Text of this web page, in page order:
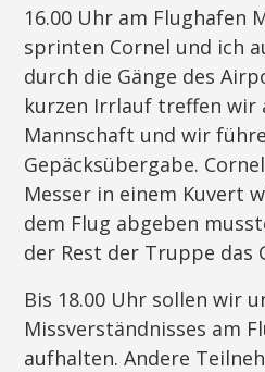
16.00 Uhr am Flughafen
sprinten Cornel und ich
durch die Gänge des
kurzen Irrlauf treffen wir
Mannschaft und wir
Gepäcksübergabe.
Messer in einem Kuvert
dem Flug abgeben
der Rest der Truppe das
Bis 18.00 Uhr sollen wir
Missverständnisses am
aufhalten. Andere